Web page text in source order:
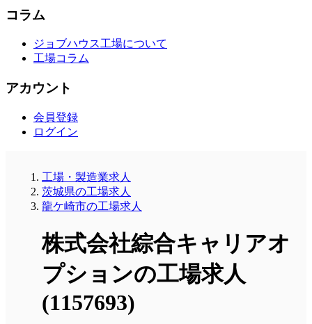
コラム
ジョブハウス工場について
工場コラム
アカウント
会員登録
ログイン
工場・製造業求人
茨城県の工場求人
龍ケ崎市の工場求人
株式会社綜合キャリアオ
プションの工場求人
(1157693)